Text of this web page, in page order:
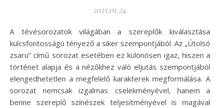
2025.01.24.
A tévésorozatok világában a szereplők kiválasztása
kulcsfontosságú tényező a siker szempontjából. Az „Útolsó
zsaru” című sorozat esetében ez különösen igaz, hiszen a
történet alapja és a nézőkhez való eljutás szempontjából
elengedhetetlen a megfelelő karakterek megformálása. A
sorozat nemcsak izgalmas cselekményével, hanem a
benne szereplő színészek teljesítményével is magával